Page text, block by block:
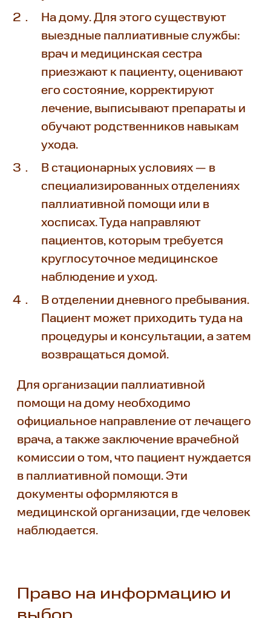
На дому. Для этого существуют
выездные паллиативные службы:
врач и медицинская сестра
приезжают к пациенту, оценивают
его состояние, корректируют
лечение, выписывают препараты и
обучают родственников навыкам
ухода.
В стационарных условиях — в
специализированных отделениях
паллиативной помощи или в
хосписах. Туда направляют
пациентов, которым требуется
круглосуточное медицинское
наблюдение и уход.
В отделении дневного пребывания.
Пациент может приходить туда на
процедуры и консультации, а затем
возвращаться домой.
Для организации паллиативной
помощи на дому необходимо
официальное направление от лечащего
врача, а также заключение врачебной
комиссии о том, что пациент нуждается
в паллиативной помощи. Эти
документы оформляются в
медицинской организации, где человек
наблюдается.
Право на информацию и